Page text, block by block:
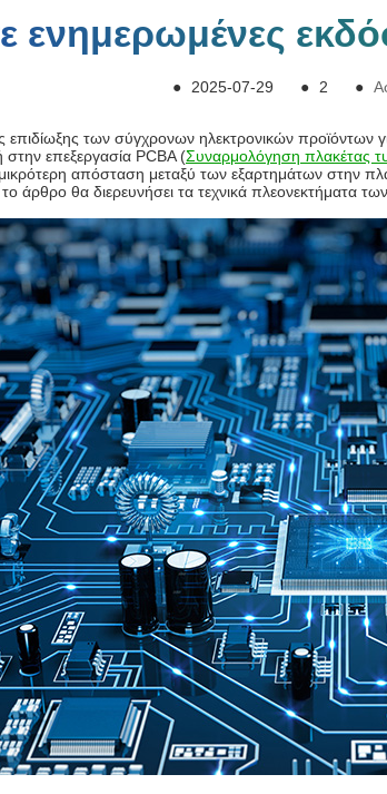
ενημερωμένες
● 2025-07-29 ● 2 ●
επιδίωξης των σύγχρονων ηλεκτρονικών προϊόντων
στην επεξεργασία PCBA (Συναρμολόγηση πλακέτας
απόσταση μεταξύ των εξαρτημάτων στην
άρθρο θα διερευνήσει τα τεχνικά πλεονεκτήματα